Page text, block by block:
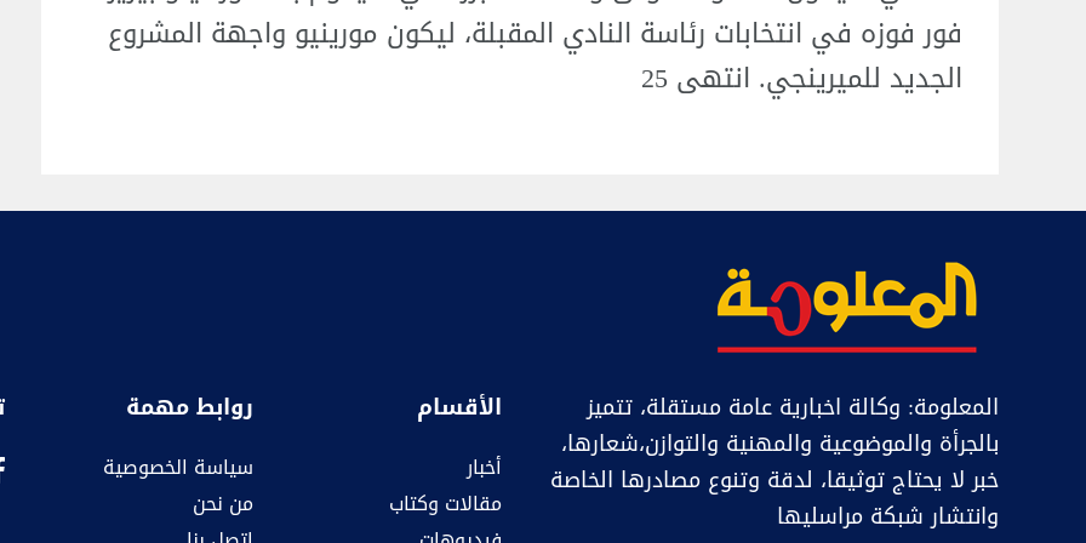
فور فوزه في انتخابات رئاسة النادي المقبلة، ليكون مورينيو واجهة المشروع
الجديد للميرينجي. انتهى 25
المعلومة: وكالة اخبارية عامة مستقلة، تتميز
بالجرأة والموضوعية والمهنية والتوازن،شعارها،
خبر ﻻ يحتاج توثيقا، لدقة وتنوع مصادرها الخاصة
وانتشار شبكة مراسليها
الأقسام
أخبار
مقالات وكتاب
روابط مهمة
سياسة الخصوصية
من نحن